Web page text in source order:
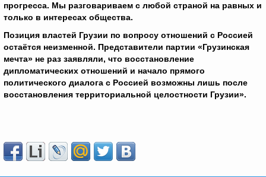
прогресса. Мы разговариваем с любой страной на равных и
только в интересах общества.
Позиция властей Грузии по вопросу отношений с Россией
остаётся неизменной. Представители партии «Грузинская
мечта» не раз заявляли, что восстановление
дипломатических отношений и начало прямого
политического диалога с Россией возможны лишь после
восстановления территориальной целостности Грузии».